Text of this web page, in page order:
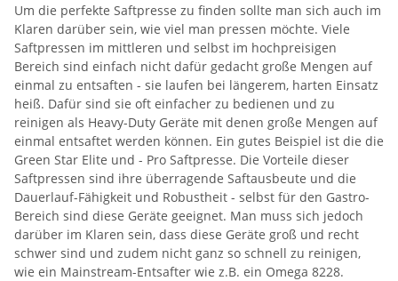
Um die perfekte Saftpresse zu finden sollte man sich auch im
Klaren darüber sein, wie viel man pressen möchte. Viele
Saftpressen im mittleren und selbst im hochpreisigen
Bereich sind einfach nicht dafür gedacht große Mengen auf
einmal zu entsaften - sie laufen bei längerem, harten Einsatz
heiß. Dafür sind sie oft einfacher zu bedienen und zu
reinigen als Heavy-Duty Geräte mit denen große Mengen auf
einmal entsaftet werden können. Ein gutes Beispiel ist die die
Green Star Elite und - Pro Saftpresse. Die Vorteile dieser
Saftpressen sind ihre überragende Saftausbeute und die
Dauerlauf-Fähigkeit und Robustheit - selbst für den Gastro-
Bereich sind diese Geräte geeignet. Man muss sich jedoch
darüber im Klaren sein, dass diese Geräte groß und recht
schwer sind und zudem nicht ganz so schnell zu reinigen,
wie ein Mainstream-Entsafter wie z.B. ein Omega 8228.